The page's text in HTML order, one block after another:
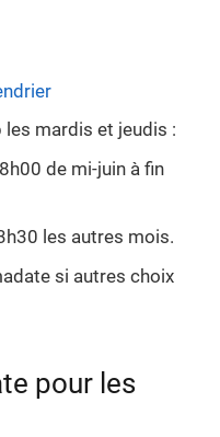
les mardis et jeudis :
de mi-juin à fin
les autres mois.
si autres choix
pour les